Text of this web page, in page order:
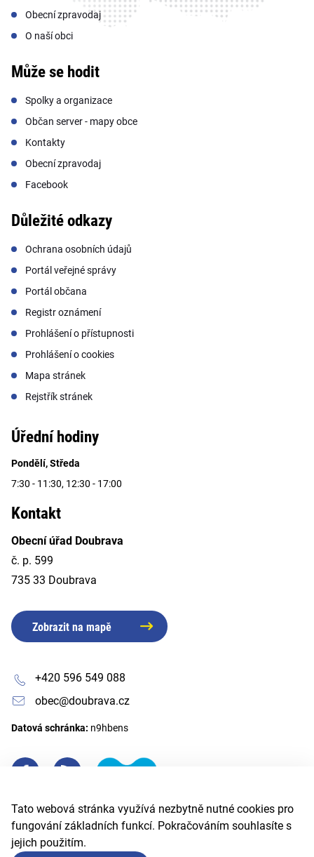
Tato webová stránka využívá nezbytně nutné cookies pro
fungování základních funkcí. Pokračováním souhlasíte s
jejich použitím.
Obecní zpravodaj
O naší obci
Může se hodit
Spolky a organizace
Občan server - mapy obce
Kontakty
Obecní zpravodaj
Facebook
Důležité odkazy
Ochrana osobních údajů
Portál veřejné správy
Portál občana
Registr oznámení
Prohlášení o přístupnosti
Prohlášení o cookies
Mapa stránek
Rejstřík stránek
Úřední hodiny
Pondělí, Středa
7:30 - 11:30, 12:30 - 17:00
Kontakt
Obecní úřad Doubrava
č. p. 599
735 33 Doubrava
Zobrazit na mapě
+420 596 549 088
obec@doubrava.cz
Datová schránka: n9hbens